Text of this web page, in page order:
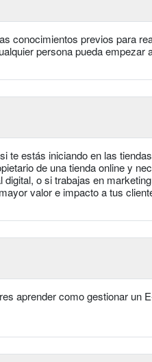
conocimientos previos para
persona pueda empezar
te estás iniciando en las
de una tienda online y
digital, o si trabajas en
valor e impacto a tus
aprender como gestionar un